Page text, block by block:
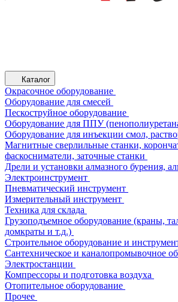
Каталог
Окрасочное оборудование
Оборудование для смесей
Пескоструйное оборудование
Оборудование для ППУ
Оборудование для инъекции смол,
Магнитные сверлильные станки,
фаскосниматели, заточные станки
Дрели и установки алмазного бурения,
Электроинструмент
Пневматический инструмент
Измерительный инструмент
Техника для склада
Грузоподъемное оборудование (краны,
домкраты и т.д.)
Строительное оборудование и
Сантехническое и каналопромывочное
Электростанции
Компрессоры и подготовка воздуха
Отопительное оборудование
Прочее